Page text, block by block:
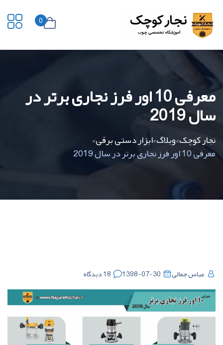
0
معرفی 10 اور فرز نجاری برتر در
سال 2019
نجار کوچک>وبلاگ>ابزار دستی برقی>
معرفی 10 اور فرز نجاری برتر در سال 2019
عباس جمالی 1398-07-30 18 دیدگاه